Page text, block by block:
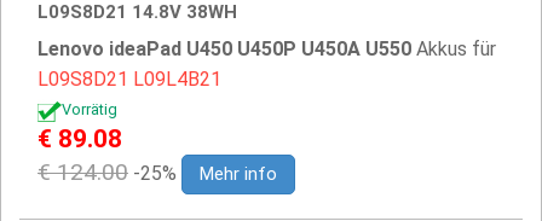
L09S8D21 14.8V 38WH
Lenovo ideaPad U450 U450P U450A U550 Akkus für
L09S8D21 L09L4B21
Vorrätig
€ 89.08
€ 124.00 -25% Mehr info